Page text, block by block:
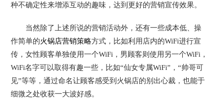
种不确定性来增添互动的趣味，达到更好的营销宣传效果。
当然除了上述所说的营销活动外，还有一些成本低、操
作简单的火锅店营销策略方式，比如利用店内的WiFi进行宣
传，女性顾客单独使用一个WiFi，男顾客则使用另一个WiFi，
WiFi名字可以取得有趣一些，比如“仙女专属WiFi”，“帅哥可
见”等等，通过命名让顾客感受到火锅店的别出心裁，也能于
细微之处收获一大波好感。